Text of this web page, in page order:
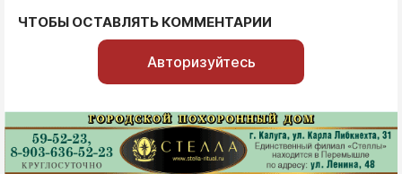
ЧТОБЫ ОСТАВЛЯТЬ КОММЕНТАРИИ
Авторизуйтесь